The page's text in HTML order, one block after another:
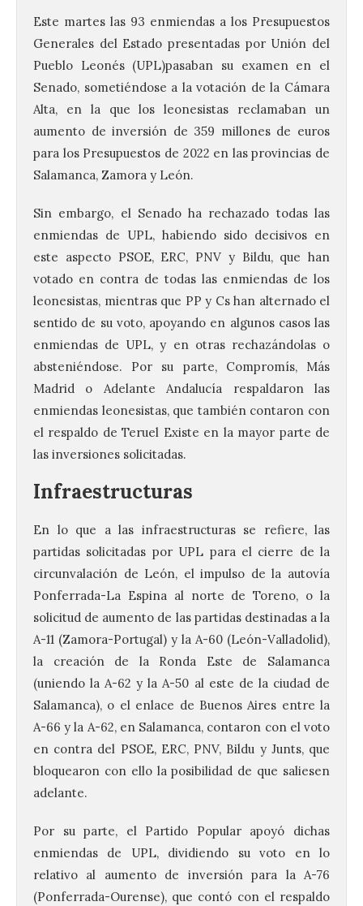
Este martes las 93 enmiendas a los Presupuestos
Generales del Estado presentadas por Unión del
Pueblo Leonés (UPL)pasaban su examen en el
Senado, sometiéndose a la votación de la Cámara
Alta, en la que los leonesistas reclamaban un
aumento de inversión de 359 millones de euros
para los Presupuestos de 2022 en las provincias de
Salamanca, Zamora y León.
Sin embargo, el Senado ha rechazado todas las
enmiendas de UPL, habiendo sido decisivos en
este aspecto PSOE, ERC, PNV y Bildu, que han
votado en contra de todas las enmiendas de los
leonesistas, mientras que PP y Cs han alternado el
sentido de su voto, apoyando en algunos casos las
enmiendas de UPL, y en otras rechazándolas o
absteniéndose. Por su parte, Compromís, Más
Madrid o Adelante Andalucía respaldaron las
enmiendas leonesistas, que también contaron con
el respaldo de Teruel Existe en la mayor parte de
las inversiones solicitadas.
Infraestructuras
En lo que a las infraestructuras se refiere, las
partidas solicitadas por UPL para el cierre de la
circunvalación de León, el impulso de la autovía
Ponferrada-La Espina al norte de Toreno, o la
solicitud de aumento de las partidas destinadas a la
A-11 (Zamora-Portugal) y la A-60 (León-Valladolid),
la creación de la Ronda Este de Salamanca
(uniendo la A-62 y la A-50 al este de la ciudad de
Salamanca), o el enlace de Buenos Aires entre la
A-66 y la A-62, en Salamanca, contaron con el voto
en contra del PSOE, ERC, PNV, Bildu y Junts, que
bloquearon con ello la posibilidad de que saliesen
adelante.
Por su parte, el Partido Popular apoyó dichas
enmiendas de UPL, dividiendo su voto en lo
relativo al aumento de inversión para la A-76
(Ponferrada-Ourense), que contó con el respaldo